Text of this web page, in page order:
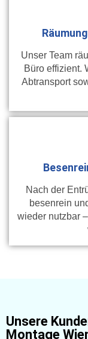
Unser Team
Büro effizient.
Abtransport
Nach der
besenrein
wieder nutzbar
Unsere
Montage